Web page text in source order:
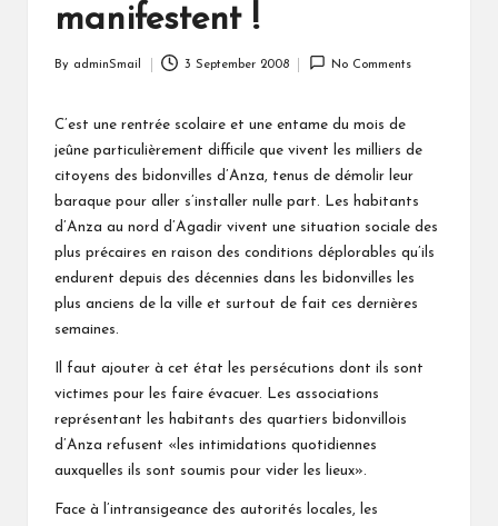
manifestent !
By adminSmail 3 September 2008 No Comments
C’est une rentrée scolaire et une entame du mois de
jeûne particulièrement difficile que vivent les milliers de
citoyens des bidonvilles d’Anza, tenus de démolir leur
baraque pour aller s’installer nulle part. Les habitants
d’Anza au nord d’Agadir vivent une situation sociale des
plus précaires en raison des conditions déplorables qu’ils
endurent depuis des décennies dans les bidonvilles les
plus anciens de la ville et surtout de fait ces dernières
semaines.
Il faut ajouter à cet état les persécutions dont ils sont
victimes pour les faire évacuer. Les associations
représentant les habitants des quartiers bidonvillois
d’Anza refusent «les intimidations quotidiennes
auxquelles ils sont soumis pour vider les lieux».
Face à l’intransigeance des autorités locales, les